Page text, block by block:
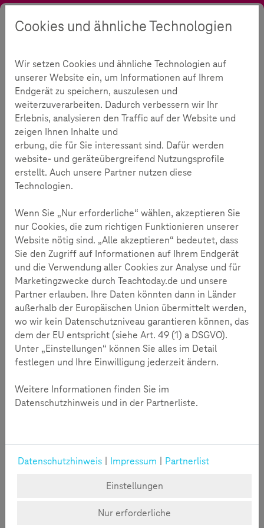
Suche Kontrast Sprache
Gaming
Gaming gehört für viele Kinder heute ganz
selbstverständlich zum Alltag. Ob auf dem Tablet, am
Computer oder in der Cloud, gespielt wird überall und
meist online. Dabei geht es längst nicht mehr nur um Spaß
treffen Freundinnen und Freunde, tauschen sich aus und
erleben Abenteuer in virtuellen Welten. Doch woChancen
liegen, gibt es auchRisiken – von ungewollten Chats und
problematischen Inhalten bis hin zu teuren In-App-Käufen
oder übermäßigem Spielverhalten.
Übersicht zu den digitalen
Der digitale SCROLLER „Gaming“ unterstützt Kinder
Cookies und ähnliche Technologien
Wir setzen Cookies und ähnliche Technologien auf
unserer Website ein, um Informationen auf Ihrem
Endgerät zu speichern, auszulesen und
weiterzuverarbeiten. Dadurch verbessern wir Ihr
Erlebnis, analysieren den Traffic auf der Website und
zeigen Ihnen Inhalte und
erbung, die für Sie interessant sind. Dafür werden
website- und geräteübergreifend Nutzungsprofile
erstellt. Auch unsere Partner nutzen diese
Technologien.
Wenn Sie „Nur erforderliche“ wählen, akzeptieren Sie
nur Cookies, die zum richtigen Funktionieren unserer
Website nötig sind. „Alle akzeptieren“ bedeutet, dass
Sie den Zugriff auf Informationen auf Ihrem Endgerät
und die Verwendung aller Cookies zur Analyse und für
Marketingzwecke durch Teachtoday.de und unsere
Partner erlauben. Ihre Daten könnten dann in Länder
außerhalb der Europäischen Union übermittelt werden,
wo wir kein Datenschutzniveau garantieren können, das
dem der EU entspricht (siehe Art. 49 (1) a DSGVO).
Unter „Einstellungen“ können Sie alles im Detail
festlegen und Ihre Einwilligung jederzeit ändern.
Weitere Informationen finden Sie im
Datenschutzhinweis und in der Partnerliste.
Datenschutzhinweis Impressum
Partnerlist
Einstellungen
Nur erforderliche